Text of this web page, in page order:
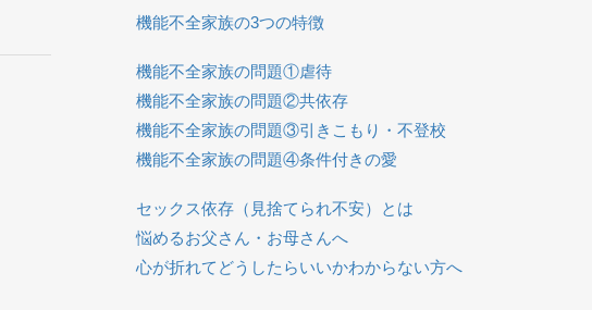
機能不全家族の3つの特徴
機能不全家族の問題①虐待
機能不全家族の問題②共依存
機能不全家族の問題③引きこもり・不登校
機能不全家族の問題④条件付きの愛
セックス依存（見捨てられ不安）とは
悩めるお父さん・お母さんへ
心が折れてどうしたらいいかわからない方へ